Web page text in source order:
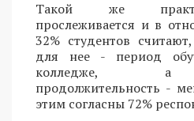
Такой же
прослеживается и в
32% студентов
для нее - период
колледже, а
продолжительность -
этим согласны 72%